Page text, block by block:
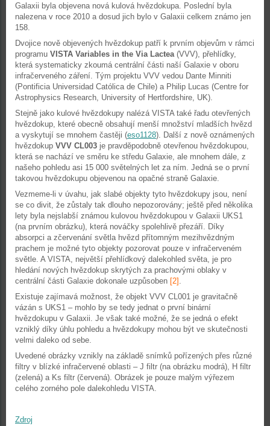
Galaxii byla objevena nová kulová hvězdokupa. Poslední byla
nalezena v roce 2010 a dosud jich bylo v Galaxii celkem známo jen
158.
Dvojice nově objevených hvězdokup patří k prvním objevům v rámci
programu VISTA Variables in the Via Lactea(VVV), přehlídky,
která systematicky zkoumá centrální části naší Galaxie v oboru
infračerveného záření. Tým projektu VVV vedou Dante Minniti
(Pontificia Universidad Católica de Chile) a Philip Lucas (Centre for
Astrophysics Research, University of Hertfordshire, UK).
Stejně jako kulové hvězdokupy nalézá VISTA také řadu otevřených
hvězdokup, které obecně obsahují menší množství mladších hvězd
a vyskytují se mnohem častěji (eso1128). Další z nově oznámených
hvězdokup VVV CL003 je pravděpodobně otevřenou hvězdokupou,
která se nachází ve směru ke středu Galaxie, ale mnohem dále, z
našeho pohledu asi 15 000 světelných let za ním. Jedná se o první
takovou hvězdokupu objevenou na opačné straně Galaxie.
Vezmeme-li v úvahu, jak slabé objekty tyto hvězdokupy jsou, není
se co divit, že zůstaly tak dlouho nepozorovány; ještě před několika
lety byla nejslabší známou kulovou hvězdokupou v Galaxii UKS1
(na prvním obrázku), která nováčky spolehlivě přezáří. Díky
absorpci a zčervenání světla hvězd přítomným mezihvězdným
prachem je možné tyto objekty pozorovat pouze v infračerveném
světle. A VISTA, největší přehlídkový dalekohled světa, je pro
hledání nových hvězdokup skrytých za prachovými oblaky v
centrální části Galaxie dokonale uzpůsoben [2] .
Existuje zajímavá možnost, že objekt VVV CL001 je gravitačně
vázán s UKS1 – mohlo by se tedy jednat o první binární
hvězdokupu v Galaxii. Je však také možné, že se jedná o efekt
vzniklý díky úhlu pohledu a hvězdokupy mohou být ve skutečnosti
velmi daleko od sebe.
Uvedené obrázky vznikly na základě snímků pořízených přes různé
filtry v blízké infračervené oblasti – J filtr (na obrázku modrá), H filtr
(zelená) a Ks filtr (červená). Obrázek je pouze malým výřezem
celého zorného pole dalekohledu VISTA.
Zdroj